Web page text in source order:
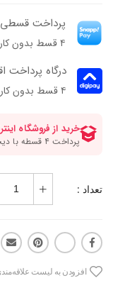
لیسی مدلیه که هم با
کافه، دورهمی و روزهایی
پرداخت قسطی
۴ قسط بدون کارمزد، ماهانه ۲٬۴۶۴٬۲۰۰ تومان
درگاه پرداخت
۴ قسط بدون کارمزد، ماهانه 2,464,200 تومان
تعداد :
افزودن به لیست